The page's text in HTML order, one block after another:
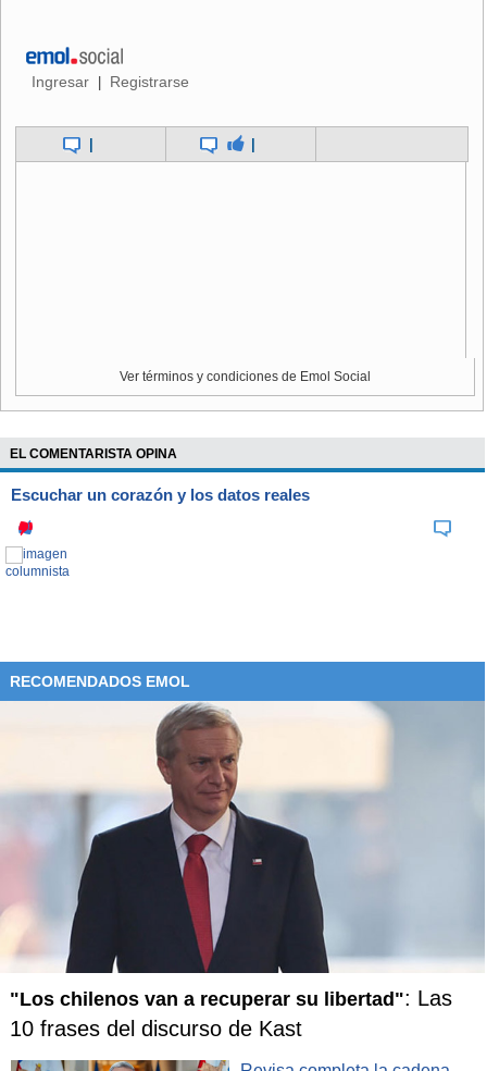
coleccionistas con paquetes "super-deluxe", que incluyen
varios discos con tomas alternativas, canciones no
grabación de la legendaria actuación de "The Dark Side Of
The Moon" en Wembley en 1974.
Ingresar Registrarse
Ver términos y condiciones de Emol Social
EL COMENTARISTA OPINA
Escuchar un corazón y los datos reales
RECOMENDADOS EMOL
"Los chilenos van a recuperar su libertad": Las
10 frases del discurso de Kast